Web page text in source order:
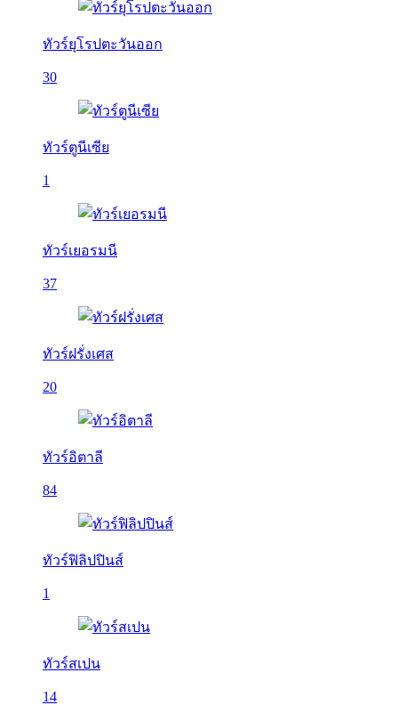
ทัวร์ยุโรปตะวันออก
30
ทัวร์ตูนีเซีย
1
ทัวร์เยอรมนี
37
ทัวร์ฝรั่งเศส
20
ทัวร์อิตาลี
84
ทัวร์ฟิลิปปินส์
1
ทัวร์สเปน
14